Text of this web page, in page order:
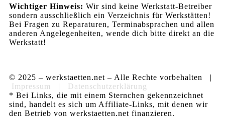
Wichtiger Hinweis: Wir sind keine Werkstatt-Betreiber
sondern ausschließlich ein Verzeichnis für Werkstätten!
Bei Fragen zu Reparaturen, Terminabsprachen und allen
anderen Angelegenheiten, wende dich bitte direkt an die
Werkstatt!
© 2025 – werkstaetten.net – Alle Rechte vorbehalten |
Impressum
| Datenschutzerklärung
* Bei Links, die mit einem Sternchen gekennzeichnet
sind, handelt es sich um Affiliate-Links, mit denen wir
den Betrieb von werkstaetten.net finanzieren.